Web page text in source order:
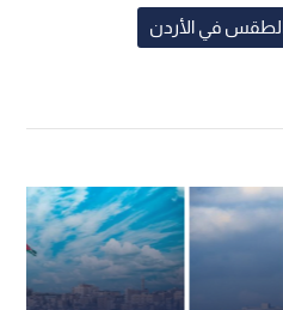
في الأردن